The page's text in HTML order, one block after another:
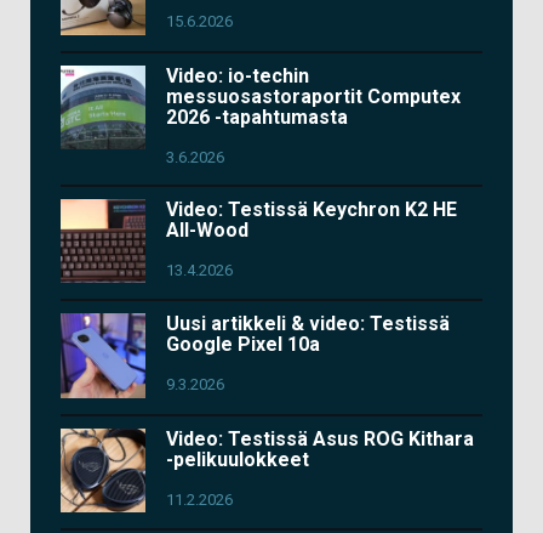
15.6.2026
Video: io-techin
messuosastoraportit Computex
2026 -tapahtumasta
3.6.2026
Video: Testissä Keychron K2 HE
All-Wood
13.4.2026
Uusi artikkeli & video: Testissä
Google Pixel 10a
9.3.2026
Video: Testissä Asus ROG Kithara
-pelikuulokkeet
11.2.2026